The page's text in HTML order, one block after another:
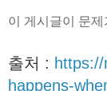
이 게시글이 문
출처 :
happens-